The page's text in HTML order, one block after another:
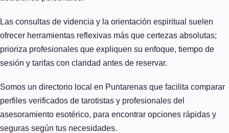
Las consultas de videncia y la orientación espiritual suelen
ofrecer herramientas reflexivas más que certezas absolutas;
prioriza profesionales que expliquen su enfoque, tiempo de
sesión y tarifas con claridad antes de reservar.
Somos un directorio local en Puntarenas que facilita comparar
perfiles verificados de tarotistas y profesionales del
asesoramiento esotérico, para encontrar opciones rápidas y
seguras según tus necesidades.